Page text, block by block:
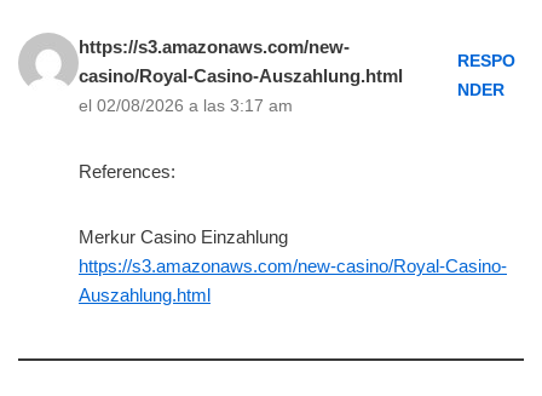
https://s3.amazonaws.com/new-
casino/Royal-Casino-Auszahlung.html
el 02/08/2026 a las 3:17 am
RESPO
NDER
References:
Merkur Casino Einzahlung
https://s3.amazonaws.com/new-casino/Royal-Casino-
Auszahlung.html